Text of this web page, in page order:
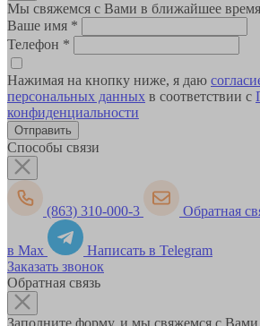
Мы свяжемся с Вами в ближайшее время
Ваше имя *
Телефон *
Нажимая на кнопку ниже, я даю
персональных данных в соответствии с
конфиденциальности
Способы связи
(863) 310-000-3 Обратная
в Max
Написать в Telegram
Заказать звонок
Обратная связь